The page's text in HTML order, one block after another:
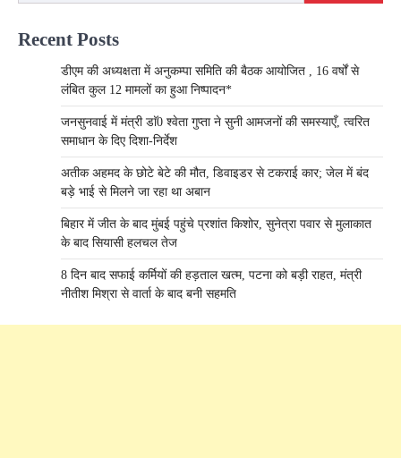
Recent Posts
डीएम की अध्यक्षता में अनुकम्पा समिति की बैठक आयोजित , 16 वर्षों से
लंबित कुल 12 मामलों का हुआ निष्पादन*
जनसुनवाई में मंत्री डाॅ0 श्वेता गुप्ता ने सुनी आमजनों की समस्याएँ, त्वरित
समाधान के दिए दिशा-निर्देश
अतीक अहमद के छोटे बेटे की मौत, डिवाइडर से टकराई कार; जेल में बंद
बड़े भाई से मिलने जा रहा था अबान
बिहार में जीत के बाद मुंबई पहुंचे प्रशांत किशोर, सुनेत्रा पवार से मुलाकात
के बाद सियासी हलचल तेज
8 दिन बाद सफाई कर्मियों की हड़ताल खत्म, पटना को बड़ी राहत, मंत्री
नीतीश मिश्रा से वार्ता के बाद बनी सहमति